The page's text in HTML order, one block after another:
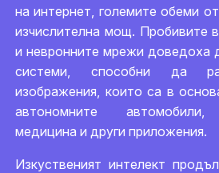
на интернет, големите обеми
изчислителна мощ. Пробивите
и невронните мрежи доведоха
системи, способни да
изображения, които са в
автономните автомобили,
медицина и други приложения.
Изкуственият интелект